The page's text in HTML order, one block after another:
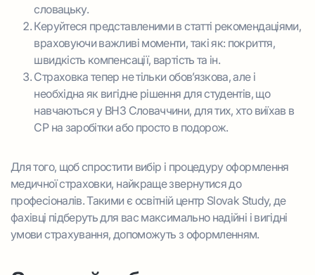
словацьку.
Керуйтеся представленими в статті рекомендаціями,
враховуючи важливі моменти, такі як: покриття,
швидкість компенсації, вартість та ін.
Страховка тепер не тільки обов’язкова, але і
необхідна як вигідне рішення для студентів, що
навчаються у ВНЗ Словаччини, для тих, хто виїхав в
СР на заробітки або просто в подорож.
Для того, щоб спростити вибір і процедуру оформлення
медичної страховки, найкраще звернутися до
професіоналів. Такими є освітній центр Slovak Study, де
фахівці підберуть для вас максимально надійні і вигідні
умови страхування, допоможуть з оформленням.